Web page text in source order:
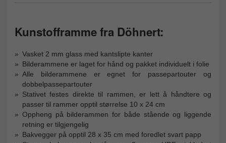
Kunstofframme fra Döhnert:
Vasket 2 mm glass med kantslipte kanter
Bilderammene er laget for hånd og pakket individuelt i folie
Alle bilderammene er egnet for passepartouter og
dobbelpassepartouter
Stativet festes direkte til rammen, er lett å håndtere og
passer til rammer opptil størrelse 10 x 24 cm
Oppheng på bilderammen for både stående og liggende
retning er tilgjengelig
Bakvegger på opptil 28 x 35 cm med foredlet svart papp